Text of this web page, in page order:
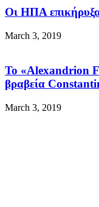
Οι ΗΠΑ
March 3, 2019
Το «Alexandrion
βραβεία
March 3, 2019